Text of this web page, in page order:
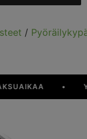
/
• YLI